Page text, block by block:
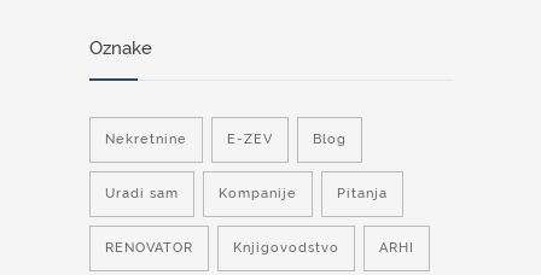
Oznake
Nekretnine E-ZEV Blog
Uradi sam Kompanije Pitanja
RENOVATOR Knjigovodstvo ARHI